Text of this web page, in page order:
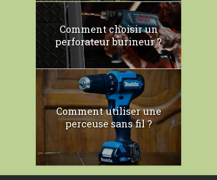
Comment choisir un
perforateur burineur ?
Comment utiliser une
perceuse sans fil ?